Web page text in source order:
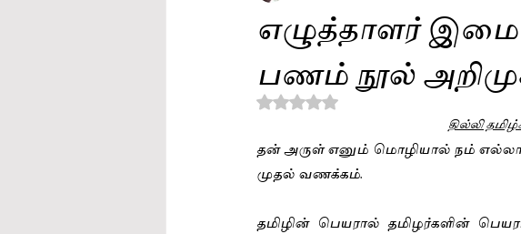
எழுத்தாளர்
பணம் நூல்
Rated NaN out of 5 stars.
தில்லி
தன் அருள் எனும் மொழியால் நம்
முதல் வணக்கம்.
தமிழின் பெயரால் தமிழர்களின்